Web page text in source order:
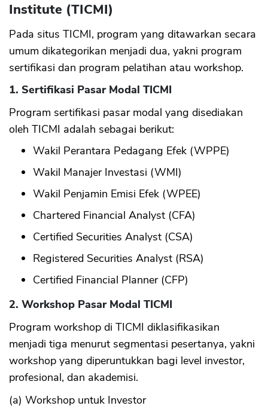
Institute (TICMI)
Pada situs TICMI, program yang ditawarkan secara
umum dikategorikan menjadi dua, yakni program
sertifikasi dan program pelatihan atau workshop.
1. Sertifikasi Pasar Modal TICMI
Program sertifikasi pasar modal yang disediakan
oleh TICMI adalah sebagai berikut:
Wakil Perantara Pedagang Efek (WPPE)
Wakil Manajer Investasi (WMI)
Wakil Penjamin Emisi Efek (WPEE)
Chartered Financial Analyst (CFA)
Certified Securities Analyst (CSA)
Registered Securities Analyst (RSA)
Certified Financial Planner (CFP)
2. Workshop Pasar Modal TICMI
Program workshop di TICMI diklasifikasikan
menjadi tiga menurut segmentasi pesertanya, yakni
workshop yang diperuntukkan bagi level investor,
profesional, dan akademisi.
(a) Workshop untuk Investor